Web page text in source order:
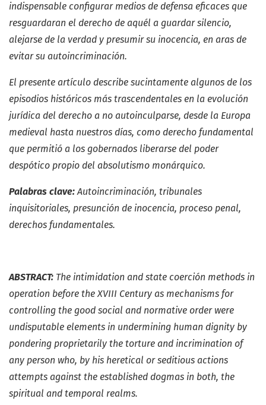
indispensable configurar medios de defensa eficaces que
resguardaran el derecho de aquél a guardar silencio,
alejarse de la verdad y presumir su inocencia, en aras de
evitar su autoincriminación.
El presente artículo describe sucintamente algunos de los
episodios históricos más trascendentales en la evolución
jurídica del derecho a no autoinculparse, desde la Europa
medieval hasta nuestros días, como derecho fundamental
que permitió a los gobernados liberarse del poder
despótico propio del absolutismo monárquico.
Palabras clave:Autoincriminación, tribunales
inquisitoriales, presunción de inocencia, proceso penal,
derechos fundamentales.
ABSTRACT: The intimidation and state coerción methods in
operation before the XVIII Century as mechanisms for
controlling the good social and normative order were
undisputable elements in undermining human dignity by
pondering proprietarily the torture and incrimination of
any person who, by his heretical or seditious actions
attempts against the established dogmas in both, the
spiritual and temporal realms.